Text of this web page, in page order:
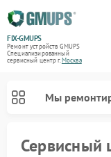
FIX-GMUPS
Ремонт устройств GMUPS
Специализированный
cервисный центр г.Москва
Мы
Сервисный